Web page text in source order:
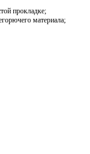
прокладке;
материала;